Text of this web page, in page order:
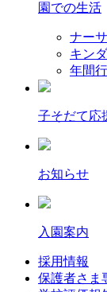
園での生活
ナー
キン
年間
子そだて応
お知らせ
入園案内
採用情報
保護者さま